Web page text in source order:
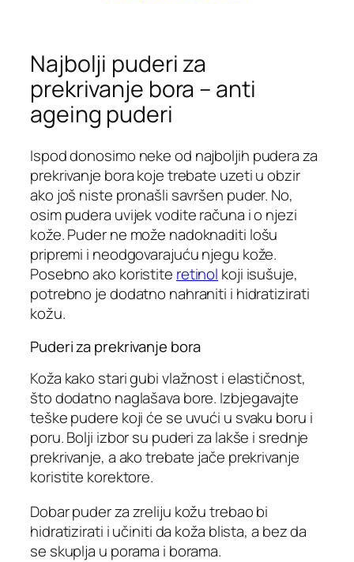
Najbolji puderi za
prekrivanje bora – anti
ageing puderi
Ispod donosimo neke od najboljih pudera za
prekrivanje bora koje trebate uzeti u obzir
ako još niste pronašli savršen puder. No,
osim pudera uvijek vodite računa i o njezi
kože. Puder ne može nadoknaditi lošu
pripremi i neodgovarajuću njegu kože.
Posebno ako koristite retinol koji isušuje,
potrebno je dodatno nahraniti i hidratizirati
kožu.
Puderi za prekrivanje bora
Koža kako stari gubi vlažnost i elastičnost,
što dodatno naglašava bore. Izbjegavajte
teške pudere koji će se uvući u svaku boru i
poru. Bolji izbor su puderi za lakše i srednje
prekrivanje, a ako trebate jače prekrivanje
koristite korektore.
Dobar puder za zreliju kožu trebao bi
hidratizirati i učiniti da koža blista, a bez da
se skuplja u porama i borama.